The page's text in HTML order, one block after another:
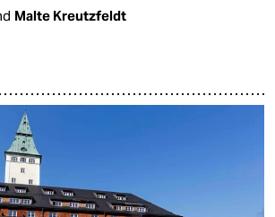
Malte Kreutzfeldt